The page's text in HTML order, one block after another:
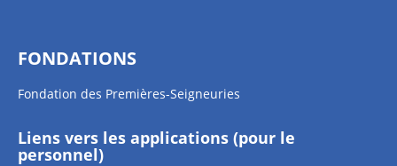
FONDATIONS
Fondation des Premières-Seigneuries
Liens vers les applications (pour le
personnel)